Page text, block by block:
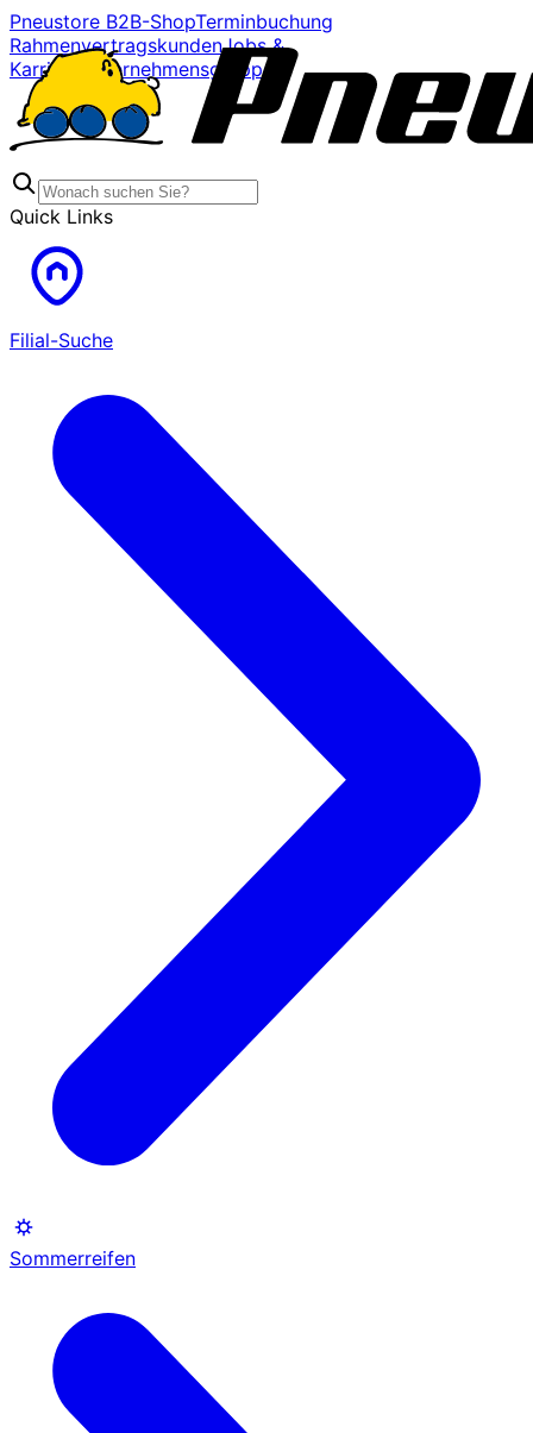
Pneustore B2B-ShopTerminbuchung
RahmenvertragskundenJobs &
Karriere
Unternehmensgruppe
Quick Links
Filial-Suche
Sommerreifen